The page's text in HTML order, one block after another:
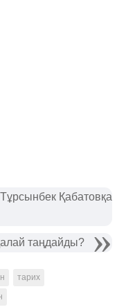
Қабатовқа
таңдайды?
тарих